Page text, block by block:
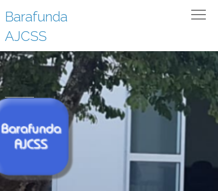
Barafunda
AJCSS